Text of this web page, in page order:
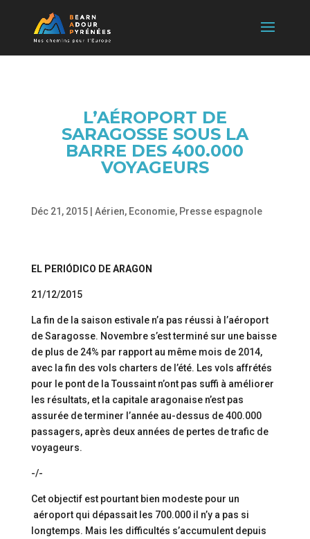
L’AÉROPORT DE
SARAGOSSE SOUS LA
BARRE DES 400.000
VOYAGEURS
Déc 21, 2015| Aérien, Economie, Presse espagnole
EL PERIÓDICO DE ARAGON
21/12/2015
La fin de la saison estivale n’a pas réussi à l’aéroport
de Saragosse. Novembre s’est terminé sur une baisse
de plus de 24% par rapport au même mois de 2014,
avec la fin des vols charters de l’été. Les vols affrétés
pour le pont de la Toussaint n’ont pas suffi à améliorer
les résultats, et la capitale aragonaise n’est pas
assurée de terminer l’année au-dessus de 400.000
passagers, après deux années de pertes de trafic de
voyageurs.
-/-
Cet objectif est pourtant bien modeste pour un
aéroport qui dépassait les 700.000 il n’y a pas si
longtemps. Mais les difficultés s’accumulent depuis